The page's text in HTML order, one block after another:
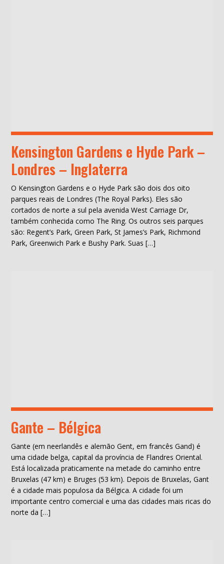
Kensington Gardens e Hyde Park –
Londres – Inglaterra
O Kensington Gardens e o Hyde Park são dois dos oito
parques reais de Londres (The Royal Parks). Eles são
cortados de norte a sul pela avenida West Carriage Dr,
também conhecida como The Ring. Os outros seis parques
são: Regent’s Park, Green Park, St James’s Park, Richmond
Park, Greenwich Park e Bushy Park. Suas […]
Gante – Bélgica
Gante (em neerlandês e alemão Gent, em francês Gand) é
uma cidade belga, capital da província de Flandres Oriental.
Está localizada praticamente na metade do caminho entre
Bruxelas (47 km) e Bruges (53 km). Depois de Bruxelas, Gant
é a cidade mais populosa da Bélgica. A cidade foi um
importante centro comercial e uma das cidades mais ricas do
norte da […]